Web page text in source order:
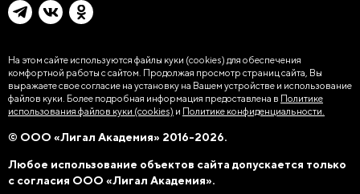
На этом сайте используются файлы куки (cookies) для обеспечения
комфортной работы с сайтом. Продолжая просмотр страниц сайта, Вы
выражаете свое согласие на установку на Вашем устройстве и использование
файлов куки. Более подробная информация предоставлена в Политике
использования файлов куки (cookies) и Политике конфиденциальности.
© ООО «Лигал Академия» 2016-2026.
Любое использование объектов сайта допускается только
с согласия ООО «Лигал Академия».